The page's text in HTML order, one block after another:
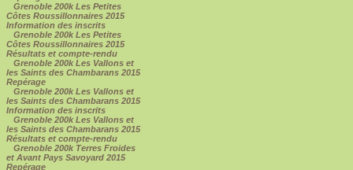
Grenoble 200k Les Petites
Côtes Roussillonnaires 2015
Information des inscrits
Grenoble 200k Les Petites
Côtes Roussillonnaires 2015
Résultats et compte-rendu
Grenoble 200k Les Vallons et
les Saints des Chambarans 2015
Repérage
Grenoble 200k Les Vallons et
les Saints des Chambarans 2015
Information des inscrits
Grenoble 200k Les Vallons et
les Saints des Chambarans 2015
Résultats et compte-rendu
Grenoble 200k Terres Froides
et Avant Pays Savoyard 2015
Repérage